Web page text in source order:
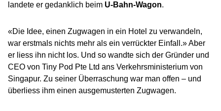
landete er gedanklich beim U-Bahn-Wagon.
«Die Idee, einen Zugwagen in ein Hotel zu verwandeln,
war erstmals nichts mehr als ein verrückter Einfall.» Aber
er liess ihn nicht los. Und so wandte sich der Gründer und
CEO von Tiny Pod Pte Ltd ans Verkehrsministerium von
Singapur. Zu seiner Überraschung war man offen – und
überliess ihm einen ausgemusterten Zugwagen.